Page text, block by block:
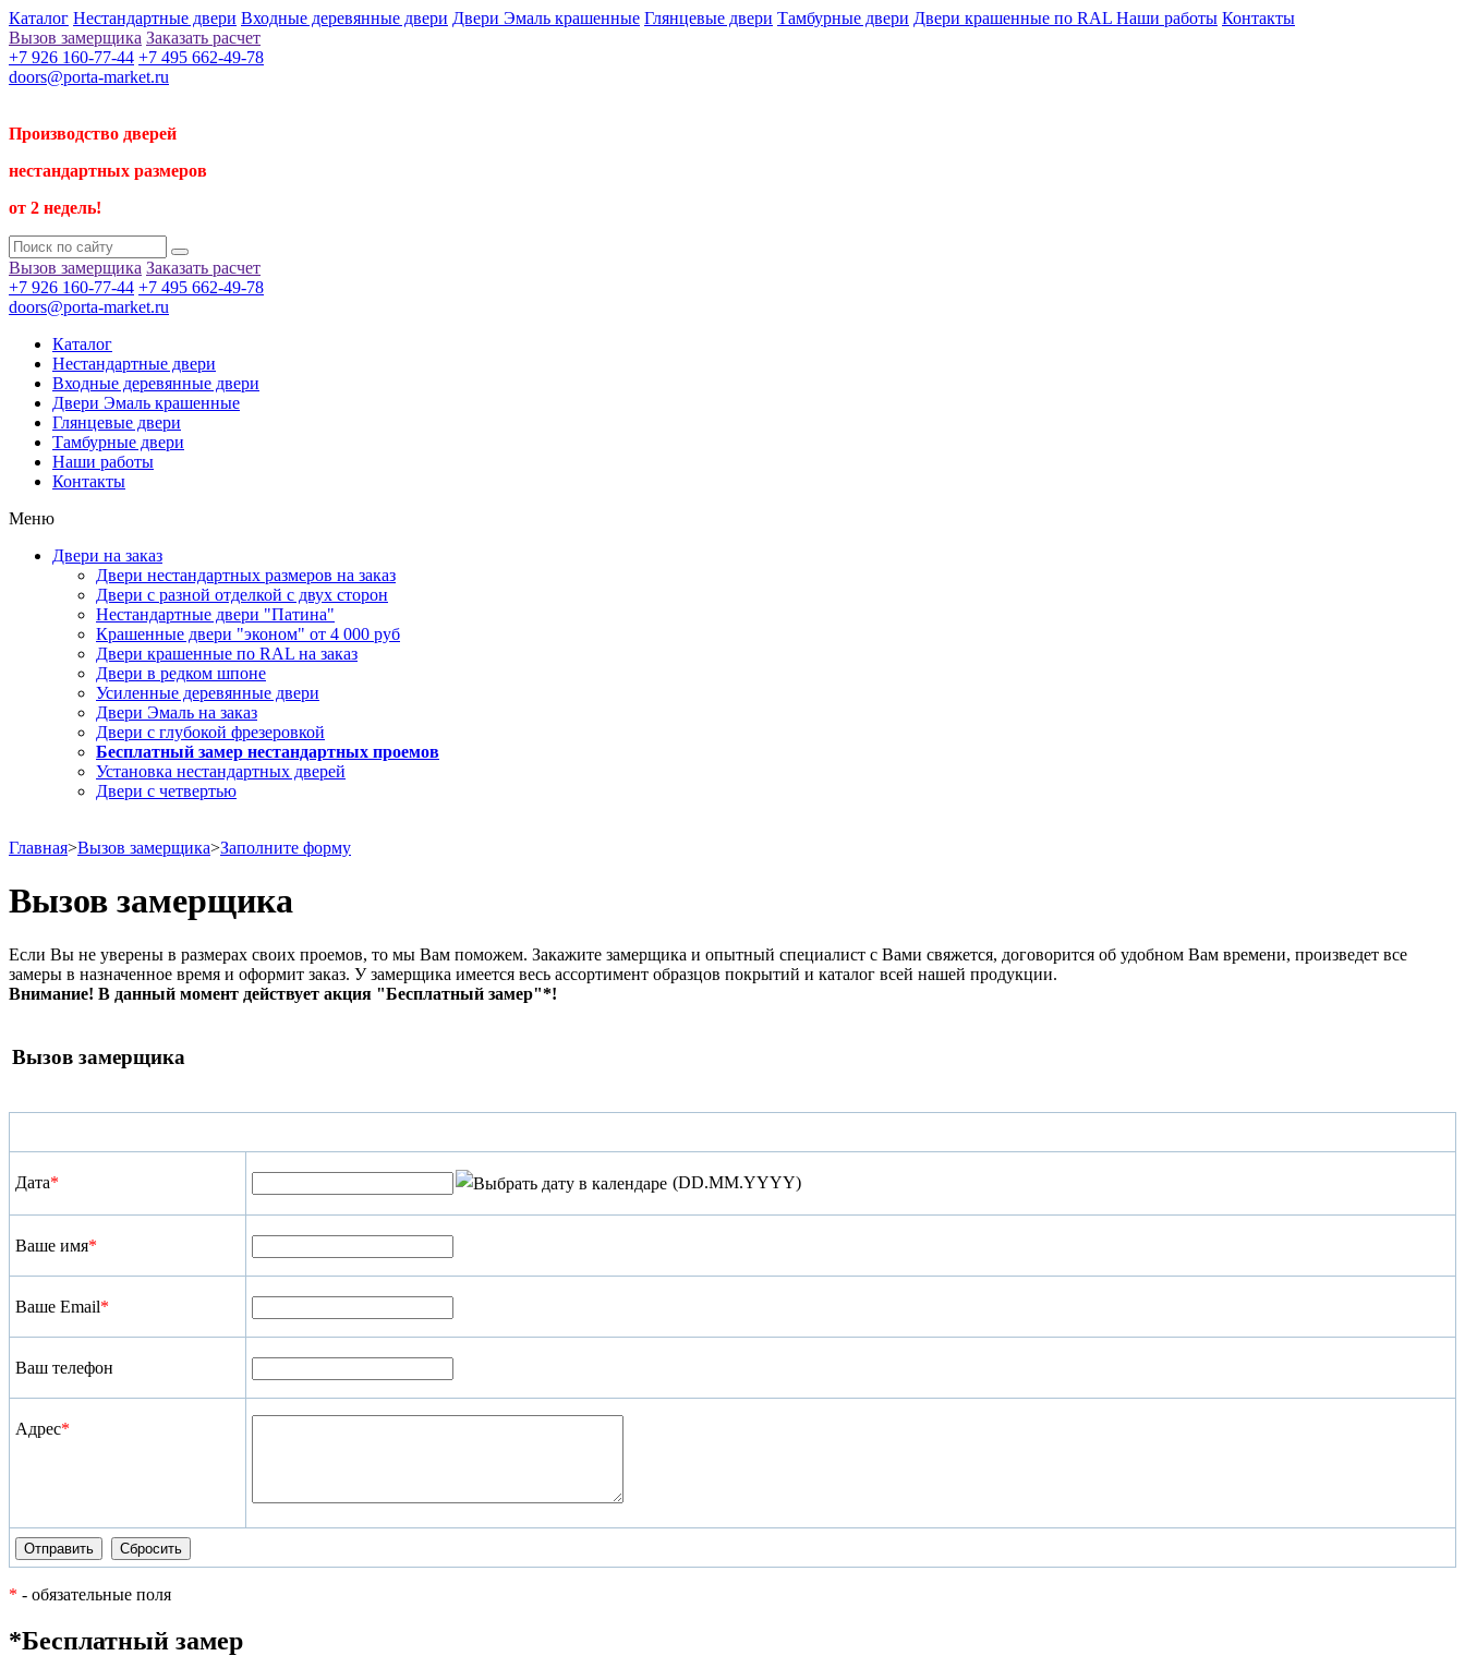
Каталог Нестандартные двери Входные деревянные двери Двери Эмаль крашенные Глянцевые двери Тамбурные двери Двери крашенные по RAL Наши работы Контакты
Вызов замерщика Заказать расчет
+7 926 160-77-44 +7 495 662-49-78
doors@porta-market.ru
Производство дверей
нестандартных размеров
от 2 недель!
Вызов замерщика Заказать расчет
+7 926 160-77-44 +7 495 662-49-78
doors@porta-market.ru
Каталог
Нестандартные двери
Входные деревянные двери
Двери Эмаль крашенные
Глянцевые двери
Тамбурные двери
Наши работы
Контакты
Меню
Двери на заказ
Двери нестандартных размеров на заказ
Двери с разной отделкой с двух сторон
Нестандартные двери "Патина"
Крашенные двери "эконом" от 4 000 руб
Двери крашенные по RAL на заказ
Двери в редком шпоне
Усиленные деревянные двери
Двери Эмаль на заказ
Двери с глубокой фрезеровкой
Бесплатный замер нестандартных проемов
Установка нестандартных дверей
Двери с четвертью
Главная>Вызов замерщика>Заполните форму
Вызов замерщика
Если Вы не уверены в размерах своих проемов, то мы Вам поможем. Закажите замерщика и опытный специалист с Вами свяжется, договорится об удобном Вам времени, произведет все
замеры в назначенное время и оформит заказ. У замерщика имеется весь ассортимент образцов покрытий и каталог всей нашей продукции.
Внимание! В данный момент действует акция "Бесплатный замер"*!
Вызов замерщика
Дата* (DD.MM.YYYY)
Ваше имя*
Ваше Email*
Ваш телефон
Адрес*
* - обязательные поля
*Бесплатный замер